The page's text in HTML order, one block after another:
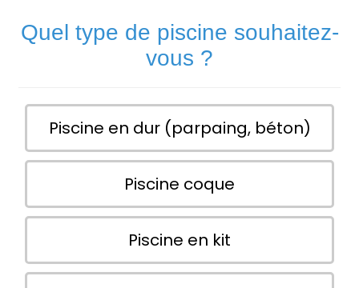
Quel type de piscine souhaitez-
vous ?
Piscine en dur (parpaing, béton)
Piscine coque
Piscine en kit